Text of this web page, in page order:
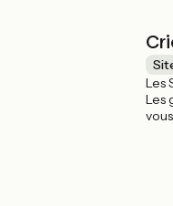
Les
Les